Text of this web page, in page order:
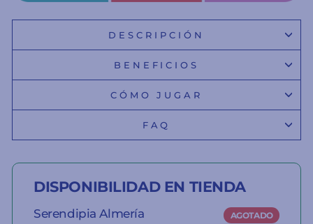
DESCRIPCIÓN
BENEFICIOS
CÓMO JUGAR
FAQ
DISPONIBILIDAD EN TIENDA
Serendipia Almería AGOTADO